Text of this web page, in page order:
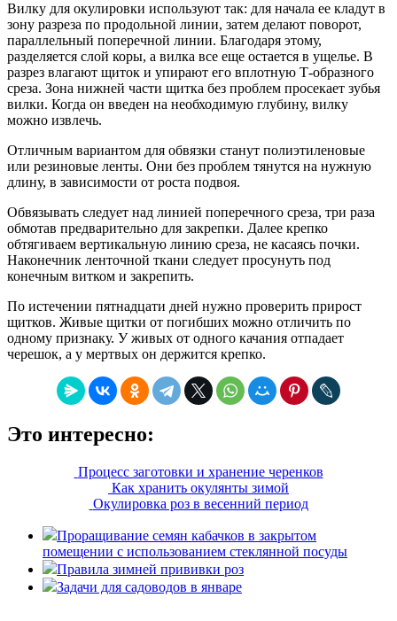
Вилку для окулировки используют так: для начала ее кладут в
зону разреза по продольной линии, затем делают поворот,
параллельный поперечной линии. Благодаря этому,
разделяется слой коры, а вилка все еще остается в ущелье. В
разрез влагают щиток и упирают его вплотную Т-образного
среза. Зона нижней части щитка без проблем просекает зубья
вилки. Когда он введен на необходимую глубину, вилку
можно извлечь.
Отличным вариантом для обвязки станут полиэтиленовые
или резиновые ленты. Они без проблем тянутся на нужную
длину, в зависимости от роста подвоя.
Обвязывать следует над линией поперечного среза, три раза
обмотав предварительно для закрепки. Далее крепко
обтягиваем вертикальную линию среза, не касаясь почки.
Наконечник ленточной ткани следует просунуть под
конечным витком и закрепить.
По истечении пятнадцати дней нужно проверить прирост
щитков. Живые щитки от погибших можно отличить по
одному признаку. У живых от одного качания отпадает
черешок, а у мертвых он держится крепко.
Это интересно:
Процесс заготовки и хранение черенков
Как хранить окулянты зимой
Окулировка роз в весенний период
Проращивание семян кабачков в закрытом
помещении с использованием стеклянной посуды
Правила зимней прививки роз
Задачи для садоводов в январе